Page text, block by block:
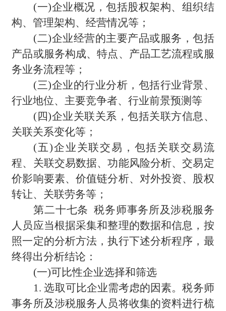
(一)企业概况，包括股权架构、组织结
构、管理架构、经营情况等；
(二)企业经营的主要产品或服务，包括
产品或服务构成、特点、产品工艺流程或服
务业务流程等；
(三)企业的行业分析，包括行业背景、
行业地位、主要竞争者、行业前景预测等
(四)企业关联关系，包括关联方信息、
关联关系变化等；
(五)企业关联交易，包括关联交易流
程、关联交易数据、功能风险分析、交易定
价影响要素、价值链分析、对外投资、股权
转让、关联劳务等；
第二十七条 税务师事务所及涉税服务
人员应当根据采集和整理的数据和信息，按
照一定的分析方法，执行下述分析程序，最
终得出分析结论：
(一)可比性企业选择和筛选
1.选取可比企业需考虑的因素。税务师
事务所及涉税服务人员将收集的资料进行梳